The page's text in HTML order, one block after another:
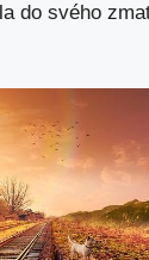
do svého